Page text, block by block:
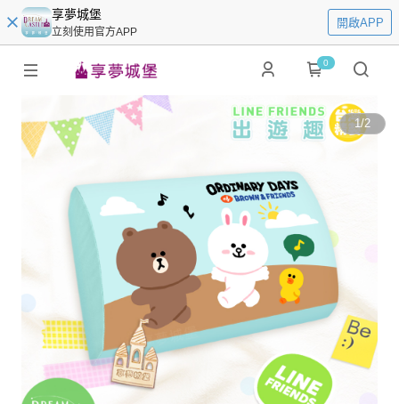
享夢城堡
立刻使用官方APP
開啟APP
0
1/2